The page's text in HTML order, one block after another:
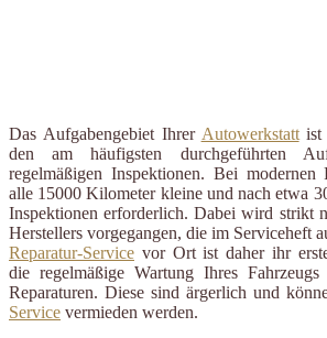
Das Aufgabengebiet Ihrer Autowerkstattist
den am häufigsten durchgeführten
regelmäßigen Inspektionen. Bei modernen
alle 15000 Kilometer kleine und nach etwa
Inspektionen erforderlich. Dabei wird strikt
Herstellers vorgegangen, die im Serviceheft
Reparatur-Service vor Ort ist daher ihr
die regelmäßige Wartung Ihres Fahrzeugs
Reparaturen. Diese sind ärgerlich und
Service vermieden werden.